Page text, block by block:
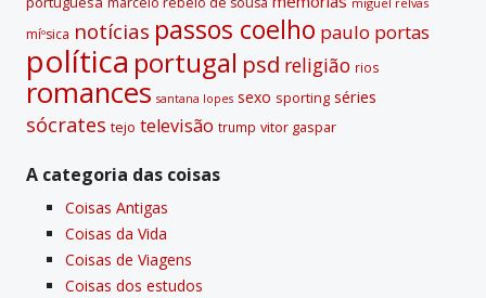
míºsica notí­cias passos coelho paulo portas
polí­tica portugal psd religião rios
romances santana lopes sexo sporting séries
sócrates tejo televisão trump vitor gaspar
A categoria das coisas
Coisas Antigas
Coisas da Vida
Coisas de Viagens
Coisas dos estudos